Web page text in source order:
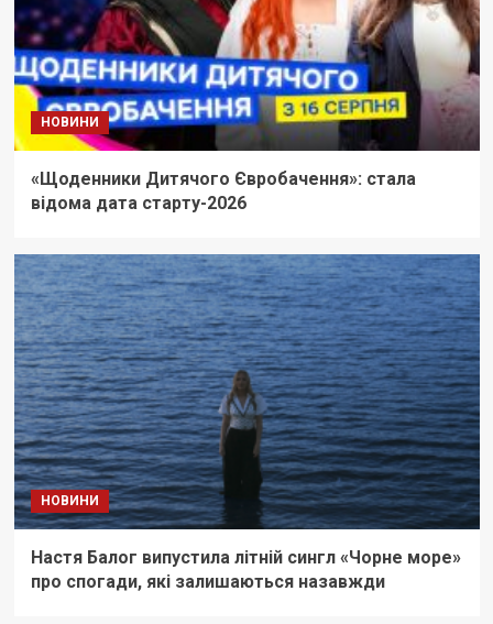
НОВИНИ
«Щоденники Дитячого Євробачення»: стала
відома дата старту-2026
НОВИНИ
Настя Балог випустила літній сингл «Чорне море»
про спогади, які залишаються назавжди